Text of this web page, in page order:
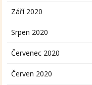
Září 2020
Srpen 2020
Červenec 2020
Červen 2020